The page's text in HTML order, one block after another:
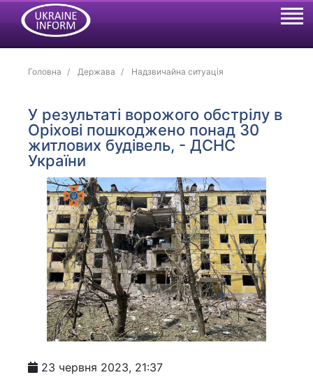
Головна Держава Надзвичайна ситуація
У результаті ворожого обстрілу в
Оріхові пошкоджено понад 30
житлових будівель, - ДСНС
України
23 червня 2023, 21:37